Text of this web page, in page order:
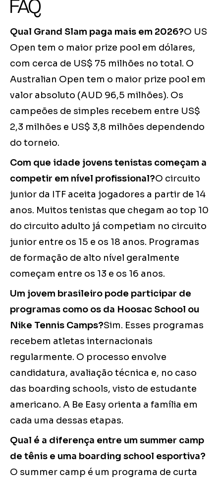
FAQ
Qual Grand Slam paga mais em 2026?O US
Open tem o maior prize pool em dólares,
com cerca de US$ 75 milhões no total. O
Australian Open tem o maior prize pool em
valor absoluto (AUD 96,5 milhões). Os
campeões de simples recebem entre US$
2,3 milhões e US$ 3,8 milhões dependendo
do torneio.
Com que idade jovens tenistas começam a
competir em nível profissional?O circuito
junior da ITF aceita jogadores a partir de 14
anos. Muitos tenistas que chegam ao top 10
do circuito adulto já competiam no circuito
junior entre os 15 e os 18 anos. Programas
de formação de alto nível geralmente
começam entre os 13 e os 16 anos.
Um jovem brasileiro pode participar de
programas como os da Hoosac School ou
Nike Tennis Camps?Sim. Esses programas
recebem atletas internacionais
regularmente. O processo envolve
candidatura, avaliação técnica e, no caso
das boarding schools, visto de estudante
americano. A Be Easy orienta a família em
cada uma dessas etapas.
Qual é a diferença entre um summer camp
de tênis e uma boarding school esportiva?
O summer camp é um programa de curta